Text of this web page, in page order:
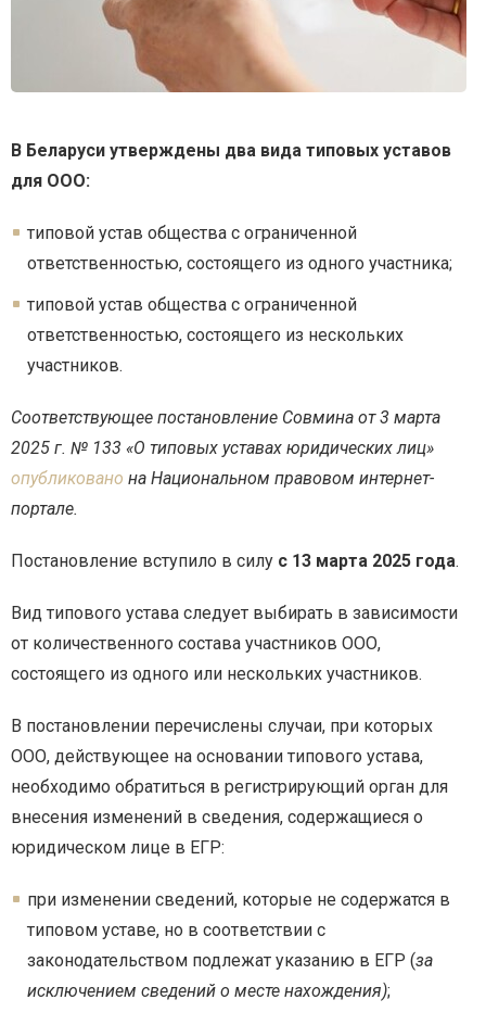
В Беларуси утверждены два вида типовых уставов
для ООО:
типовой устав общества с ограниченной
ответственностью, состоящего из одного участника;
типовой устав общества с ограниченной
ответственностью, состоящего из нескольких
участников.
Соответствующее постановление Совмина от 3 марта
2025 г. № 133 «О типовых уставах юридических лиц»
опубликовано на Национальном правовом интернет-
портале.
Постановление вступило в силу с 13 марта 2025 года.
Вид типового устава следует выбирать в зависимости
от количественного состава участников ООО,
состоящего из одного или нескольких участников.
В постановлении перечислены случаи, при которых
ООО, действующее на основании типового устава,
необходимо обратиться в регистрирующий орган для
внесения изменений в сведения, содержащиеся о
юридическом лице в ЕГР:
при изменении сведений, которые не содержатся в
типовом уставе, но в соответствии с
законодательством подлежат указанию в ЕГР (за
исключением сведений о месте нахождения);